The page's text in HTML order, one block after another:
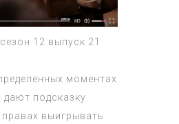
12 выпуск 21
моментах
дают подсказку
выигрывать